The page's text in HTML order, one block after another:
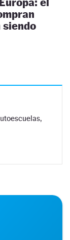
siendo